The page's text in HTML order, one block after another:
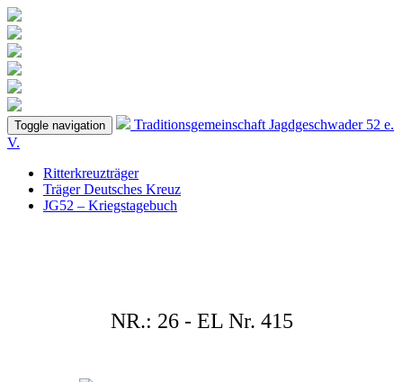
Toggle navigation Traditionsgemeinschaft Jagdgeschwader 52 e.
V.
Ritterkreuzträger
Träger Deutsches Kreuz
JG52 – Kriegstagebuch
NR.: 26 - EL Nr. 415